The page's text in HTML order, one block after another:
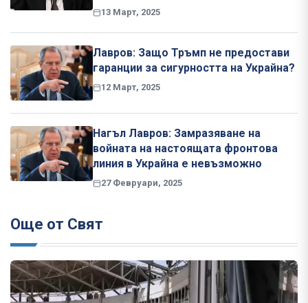
13 Март, 2025
Лавров: Защо Тръмп не предостави
гаранции за сигурността на Украйна?
12 Март, 2025
Нагъл Лавров: Замразяване на
войната на настоящата фронтова
линия в Украйна е невъзможно
27 Февруари, 2025
Още от Свят